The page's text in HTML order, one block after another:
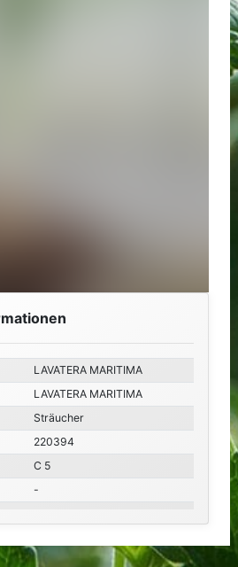
LAVATERA MARITIMA
LAVATERA MARITIMA
Sträucher
220394
C 5
-